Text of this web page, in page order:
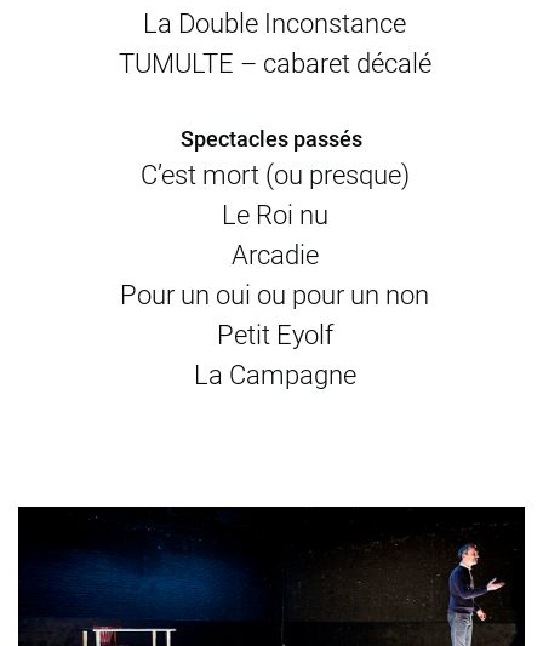
La Double Inconstance
TUMULTE – cabaret décalé
Spectacles passés
C’est mort (ou presque)
Le Roi nu
Arcadie
Pour un oui ou pour un non
Petit Eyolf
La Campagne